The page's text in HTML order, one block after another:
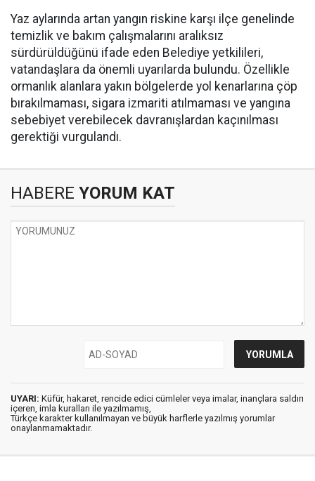
Yaz aylarında artan yangın riskine karşı ilçe genelinde
temizlik ve bakım çalışmalarını aralıksız
sürdürüldüğünü ifade eden Belediye yetkilileri,
vatandaşlara da önemli uyarılarda bulundu. Özellikle
ormanlık alanlara yakın bölgelerde yol kenarlarına çöp
bırakılmaması, sigara izmariti atılmaması ve yangına
sebebiyet verebilecek davranışlardan kaçınılması
gerektiği vurgulandı.
HABERE YORUM KAT
UYARI: Küfür, hakaret, rencide edici cümleler veya imalar, inançlara saldırı
içeren, imla kuralları ile yazılmamış,
Türkçe karakter kullanılmayan ve büyük harflerle yazılmış yorumlar
onaylanmamaktadır.